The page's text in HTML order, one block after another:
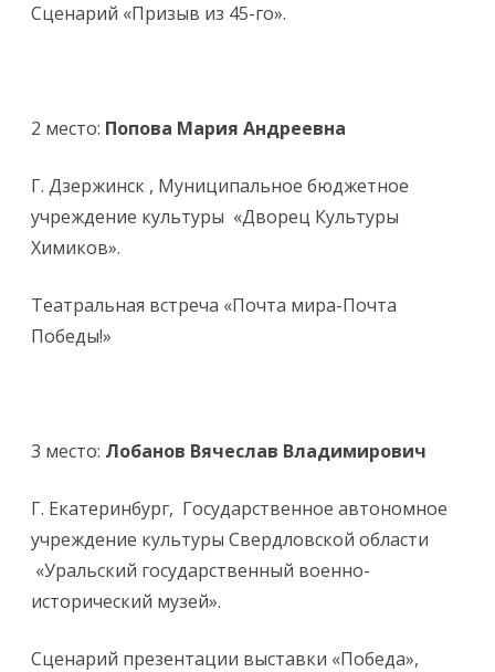
Сценарий «Призыв из 45-го».
2 место: Попова Мария Андреевна
Г. Дзержинск , Муниципальное бюджетное
учреждение культуры «Дворец Культуры
Химиков».
Театральная встреча «Почта мира-Почта
Победы!»
3 место: Лобанов Вячеслав Владимирович
Г. Екатеринбург, Государственное автономное
учреждение культуры Свердловской области
«Уральский государственный военно-
исторический музей».
Сценарий презентации выставки «Победа»,